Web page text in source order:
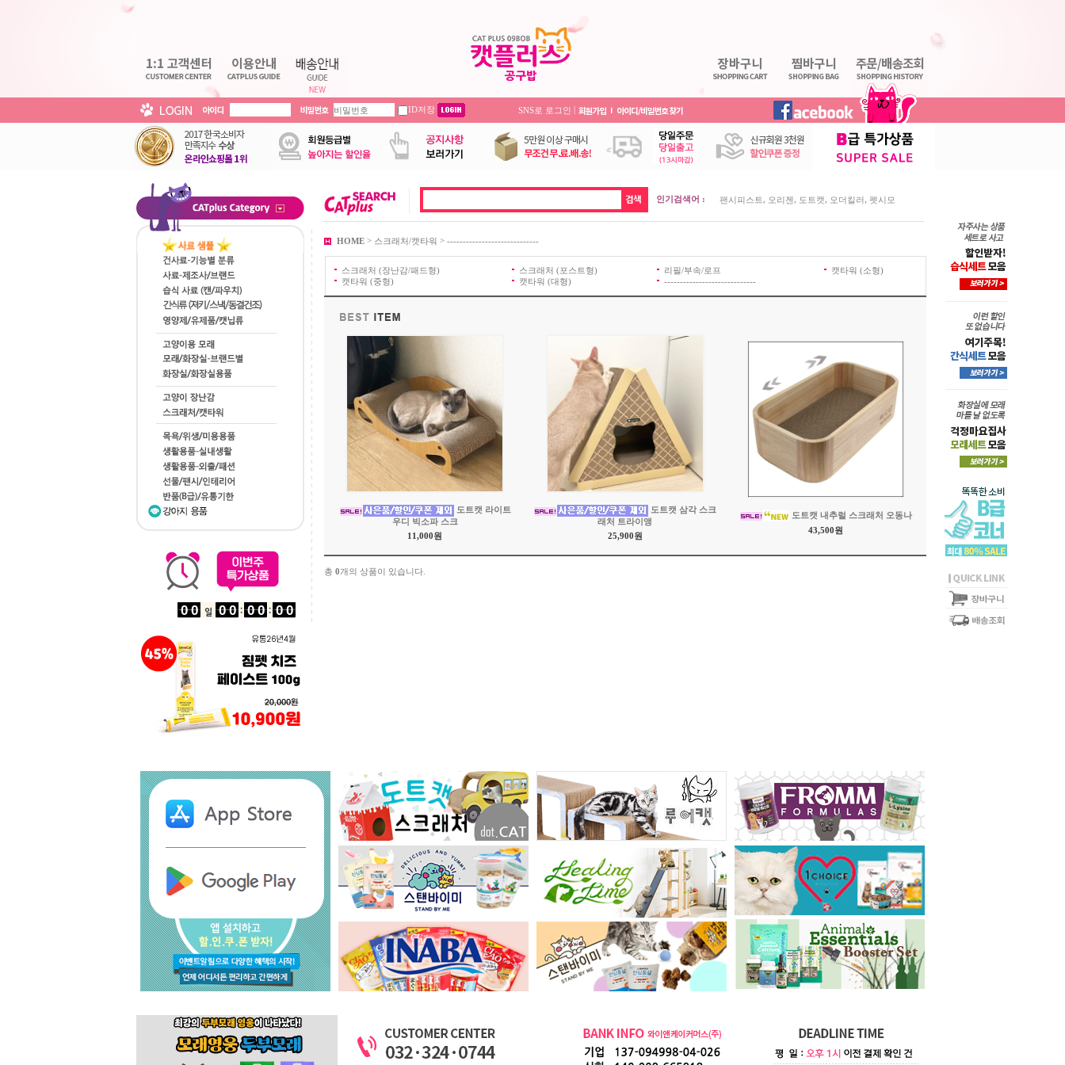
ID저장 SNS로 로그인 |
인기검색어 : 팬시피스트 오리젠 도트캣 오더킬러 펫시모
HOME > 스크래처/캣타워 > -----------------------------
스크래처 (장난감/패드형) 스크래처 (포스트형) 리필/부속/로프
캣타워 (소형)
캣타워 (중형)
캣타워 (대형) -----------------------------
도트캣 라이트
우디 빅소파 스크
11,000원
도트캣 삼각 스크
래처 트라이앵
25,900원
도트캣 내추럴 스크래처 오동나
43,500원
총 0개의 상품이 있습니다.